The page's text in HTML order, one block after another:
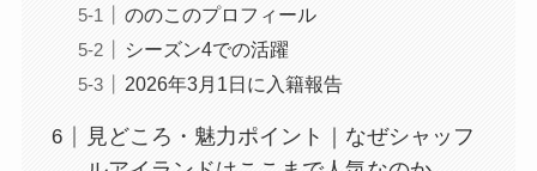
ののこのプロフィール
シーズン4での活躍
2026年3月1日に入籍報告
見どころ・魅力ポイント｜なぜシャッフ